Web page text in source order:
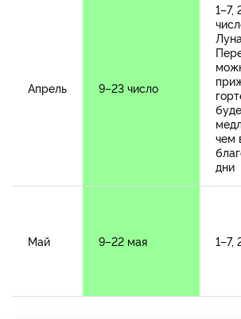
Апрель 9–23 число
1–7,
чем
дни
Май 9–22 мая 1–7,